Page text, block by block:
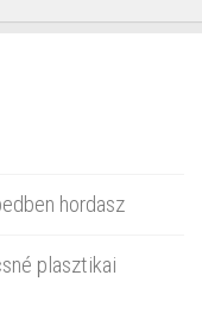
hordasz
plasztikai